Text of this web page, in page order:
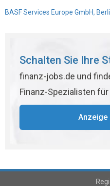
BASF Services Europe GmbH,
Schalten Sie Ihre
finanz-jobs.de und
Finanz-Spezialisten
Anzeige